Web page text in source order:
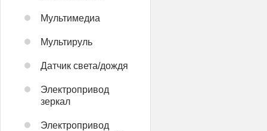
Мультимедиа
Мультируль
Датчик света/дождя
Электропривод
зеркал
Электропривод